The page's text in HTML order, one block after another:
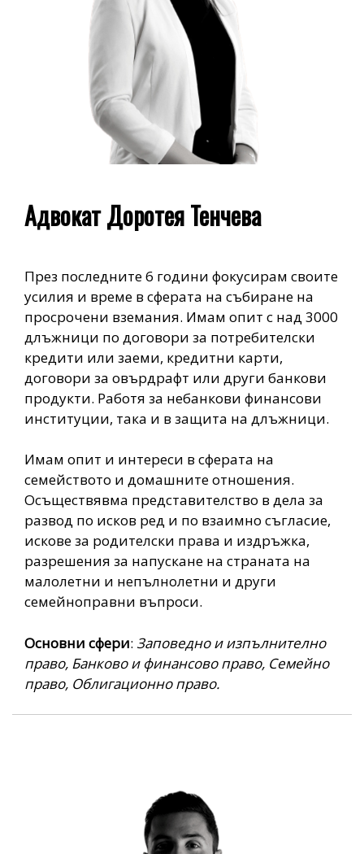
Адвокат Доротея Тенчева
През последните 6 години фокусирам своите
усилия и време в сферата на събиране на
просрочени вземания. Имам опит с над 3000
длъжници по договори за потребителски
кредити или заеми, кредитни карти,
договори за овърдрафт или други банкови
продукти. Работя за небанкови финансови
институции, така и в защита на длъжници.
Имам опит и интереси в сферата на
семейството и домашните отношения.
Осъществявма представителство в дела за
развод по исков ред и по взаимно съгласие,
искове за родителски права и издръжка,
разрешения за напускане на страната на
малолетни и непълнолетни и други
семейноправни въпроси.
Основни сфери: Заповедно и изпълнително
право, Банково и финансово право, Семейно
право, Облигационно право.